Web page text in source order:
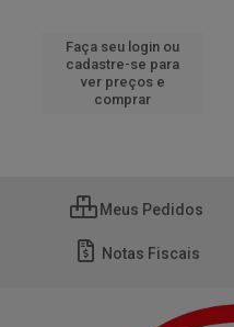
Faça seu login ou
cadastre-se para
ver preços e
comprar
Meus Pedidos
Notas Fiscais